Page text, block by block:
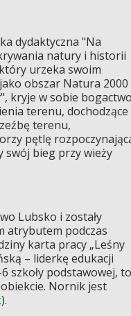
dydaktyczna "Na
natury i historii
urzeka swoim
obszar Natura 2000
kryje w sobie
terenu, dochodzące
terenu,
pętlę
swój bieg przy wieży
Lubsko i zostały
atrybutem podczas
karta pracy „Leśny
– liderkę edukacji
szkoły podstawowej, to
Nornik jest
).